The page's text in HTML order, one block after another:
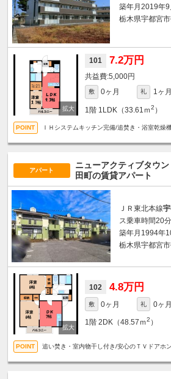
築年月2019年
栃木県宇都宮
101 7.2万円
5,000円
敷 0ヶ月 礼 1ヶ月
1階 1LDK（33.61ｍ2 ）
ＩＨシステムキッチン完備/追焚き・浴室乾燥
アパート
ニューアクティブタウ
田町の賃貸アパート
ＪＲ東北本線
ス乗車時間20
築年月1994年
栃木県宇都宮
102 4.8万円
敷 0ヶ月 礼 0ヶ月
1階 2DK（48.57ｍ2 ）
追い焚き・室内物干し付き/安心のＴＶドアホ